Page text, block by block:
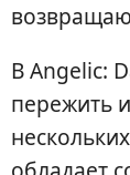
В Angelic:
пережить